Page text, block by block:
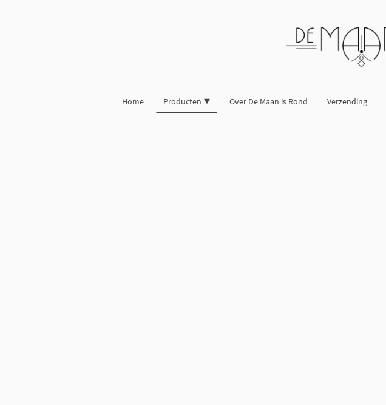
Home Producten Over De Maan is Rond Verzending